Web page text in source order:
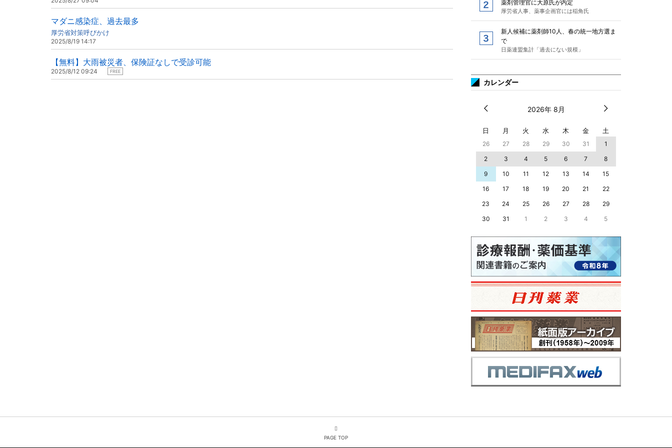
マダニ感染症、過去最多
厚労省対策呼びかけ
2025/8/19 14:17
【無料】大雨被災者、保険証なしで受診可能
2025/8/12 09:24 FREE
薬剤管理官に大原氏が内定
厚労省人事、薬事企画官には稲角氏
新人候補に薬剤師10人、春の統一地方選ま
で
日薬連盟集計「過去にない規模」
カレンダー
2026年 8月
日 月 火 水 木 金 土
26 27 28 29 30 31
1
2
3 4 5 6 7
8
9
10 11 12 13 14
15
16
17 18 19 20 21
22
23
24 25 26 27 28
29
30
31 1 2 3 4 5
PAGE TOP